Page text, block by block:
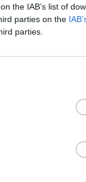
the IAB’s list of
parties on the
parties.
Francia,